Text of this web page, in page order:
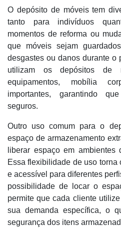
O depósito de móveis tem
tanto para indivíduos
momentos de reforma ou
que móveis sejam
desgastes ou danos durante o
utilizam os depósitos de
equipamentos, mobília
importantes, garantindo
seguros.
Outro uso comum para o
espaço de armazenamento
liberar espaço em ambientes
Essa flexibilidade de uso torna
e acessível para diferentes
possibilidade de locar o
permite que cada cliente
sua demanda específica, o
segurança dos itens